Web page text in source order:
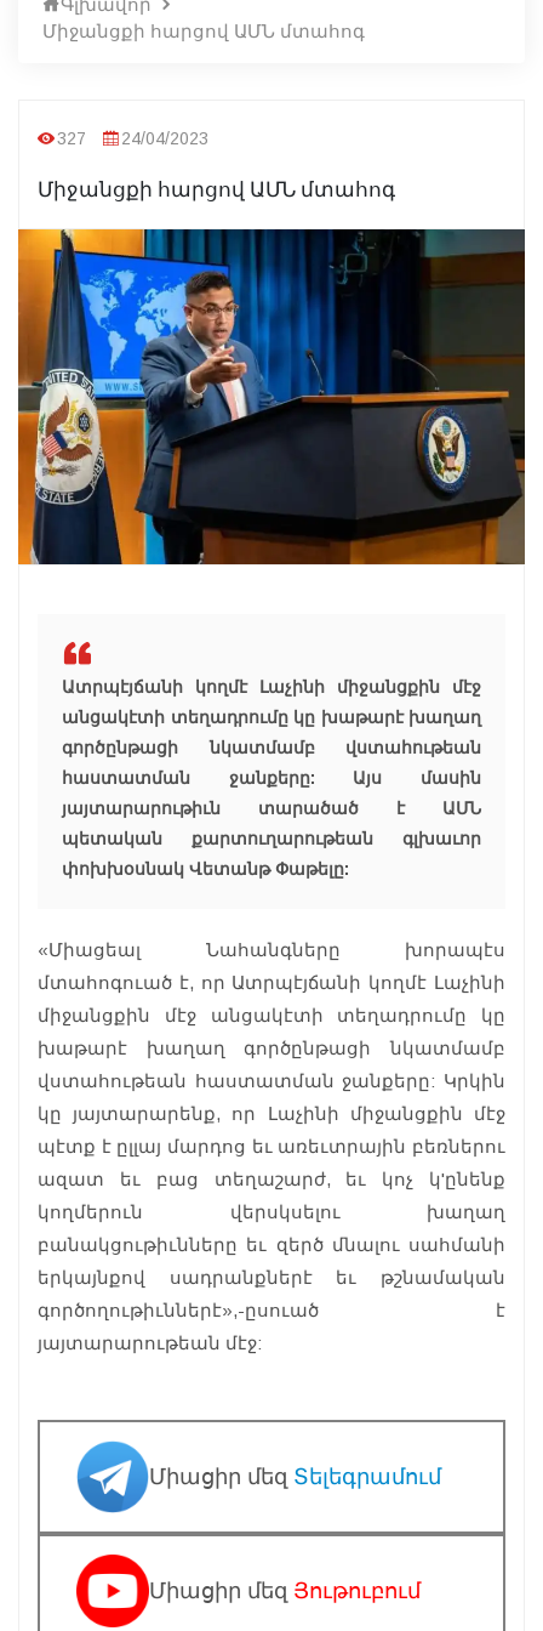
Միջանցքի հարցով ԱՄՆ մտահոգ
327 24/04/2023
Միջանցքի հարցով ԱՄՆ մտահոգ
Ատրպէյճանի կողմէ Լաչինի միջանցքին մէջ
անցակէտի տեղադրումը կը խաթարէ խաղաղ
գործընթացի նկատմամբ վստահութեան
հաստատման ջանքերը: Այս մասին
յայտարարութիւն տարածած է ԱՄՆ
պետական քարտուղարութեան գլխաւոր
փոխխօսնակ Վետանթ Փաթելը:
«Միացեալ Նահանգները խորապէս
մտահոգուած է, որ Ատրպէյճանի կողմէ Լաչինի
միջանցքին մէջ անցակէտի տեղադրումը կը
խաթարէ խաղաղ գործընթացի նկատմամբ
վստահութեան հաստատման ջանքերը: Կրկին
կը յայտարարենք, որ Լաչինի միջանցքին մէջ
պէտք է ըլլայ մարդոց եւ առեւտրային բեռներու
ազատ եւ բաց տեղաշարժ, եւ կոչ կ'ընենք
կողմերուն վերսկսելու խաղաղ
բանակցութիւնները եւ զերծ մնալու սահմանի
երկայնքով սադրանքներէ եւ թշնամական
գործողութիւններէ»,-ըսուած է
յայտարարութեան մէջ:
Միացիր մեզ Տելեգրամում
Միացիր մեզ Յութուբում